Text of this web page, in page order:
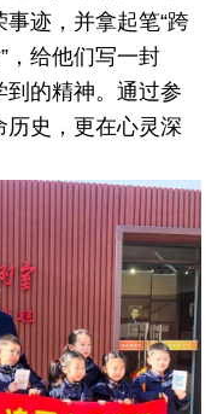
迹，并拿起笔“跨
，给他们写一封
的精神。通过参
史，更在心灵深